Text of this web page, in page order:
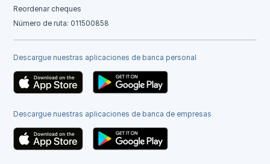
Reordenar cheques
Número de ruta: 011500858
Descargue nuestras aplicaciones de banca personal
Descargue nuestras aplicaciones de banca de empresas